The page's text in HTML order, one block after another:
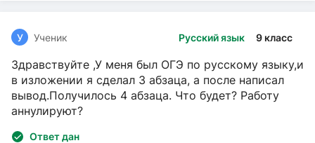
Русский язык 9 класс
У Ученик
Здравствуйте ,У меня был ОГЭ по русскому языку,и
в изложении я сделал 3 абзаца, а после написал
вывод.Получилось 4 абзаца. Что будет? Работу
аннулируют?
Ответ дан